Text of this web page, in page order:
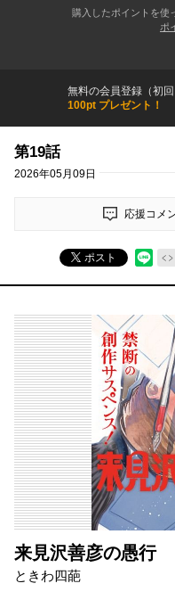
購入したポイントを使
ポ
無料の会員登録（初
100pt プレゼント！
第19話
2026年05月09日
応援コメ
ポスト
来見沢善彦の愚行
ときわ四葩